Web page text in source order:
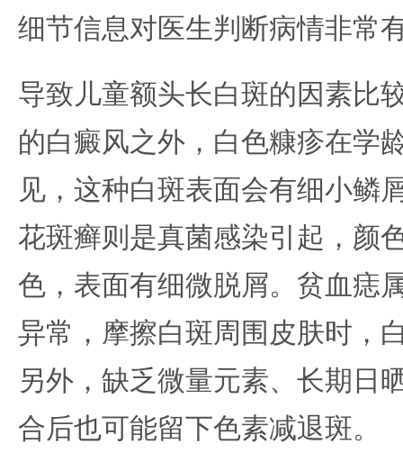
细节信息对医生判断病情非常
导致儿童额头长白斑的因素比
的白癜风之外，白色糠疹在学
见，这种白斑表面会有细小鳞
花斑癣则是真菌感染引起，颜
色，表面有细微脱屑。贫血痣
异常，摩擦白斑周围皮肤时，
另外，缺乏微量元素、长期日
合后也可能留下色素减退斑。